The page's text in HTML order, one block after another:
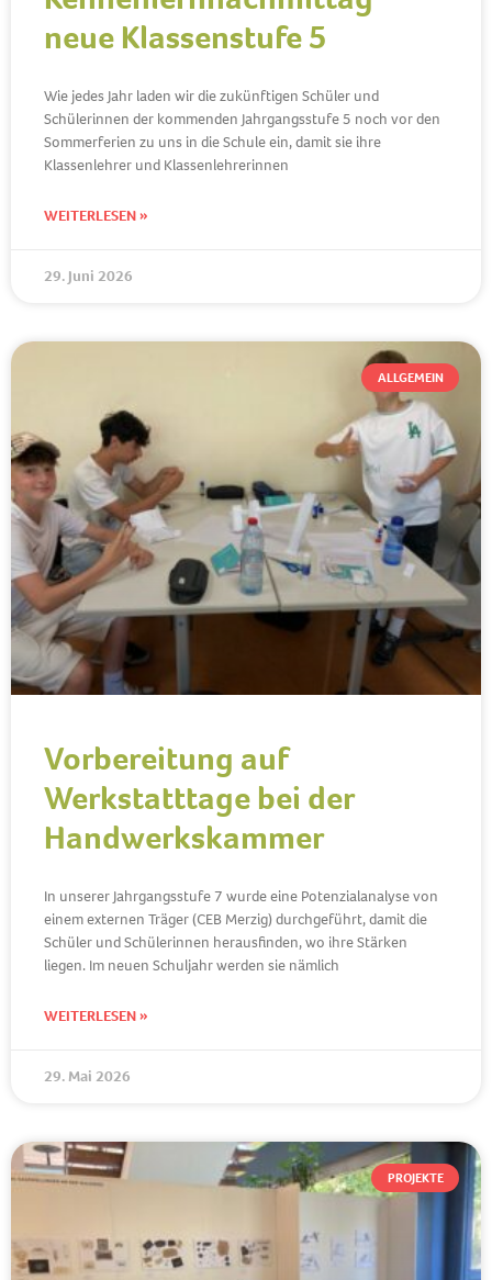
neue Klassenstufe 5
Wie jedes Jahr laden wir die zukünftigen Schüler und
Schülerinnen der kommenden Jahrgangsstufe 5 noch vor den
Sommerferien zu uns in die Schule ein, damit sie ihre
Klassenlehrer und Klassenlehrerinnen
WEITERLESEN »
29. Juni 2026
ALLGEMEIN
Vorbereitung auf
Werkstatttage bei der
Handwerkskammer
In unserer Jahrgangsstufe 7 wurde eine Potenzialanalyse von
einem externen Träger (CEB Merzig) durchgeführt, damit die
Schüler und Schülerinnen herausfinden, wo ihre Stärken
liegen. Im neuen Schuljahr werden sie nämlich
WEITERLESEN »
29. Mai 2026
PROJEKTE